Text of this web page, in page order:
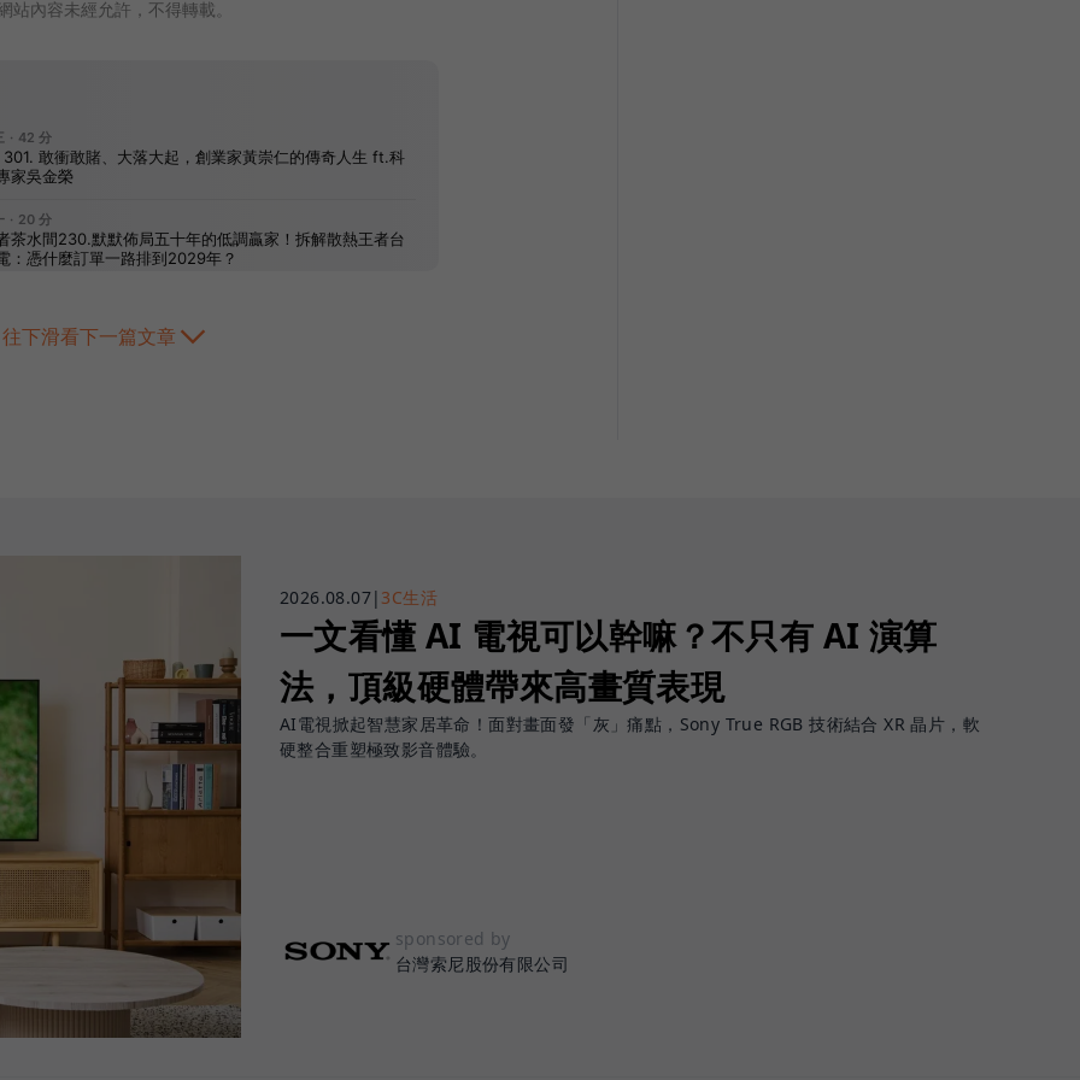
站內容未經允許，不得轉載。
往下滑看下一篇文章
2026.08.07| 3C生活
一文看懂 AI 電視可以幹嘛？不只有 AI 演算
法，頂級硬體帶來高畫質表現
AI電視掀起智慧家居革命！面對畫面發「灰」痛點，Sony True RGB 技術結合 XR 晶片，軟
硬整合重塑極致影音體驗。
sponsored by
台灣索尼股份有限公司